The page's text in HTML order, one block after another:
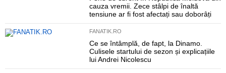
cauza vremii. Zece stâlpi de înaltă
tensiune ar fi fost afectați sau doborâți
FANATIK.RO
Ce se întâmplă, de fapt, la Dinamo.
Culisele startului de sezon și explicațiile
lui Andrei Nicolescu